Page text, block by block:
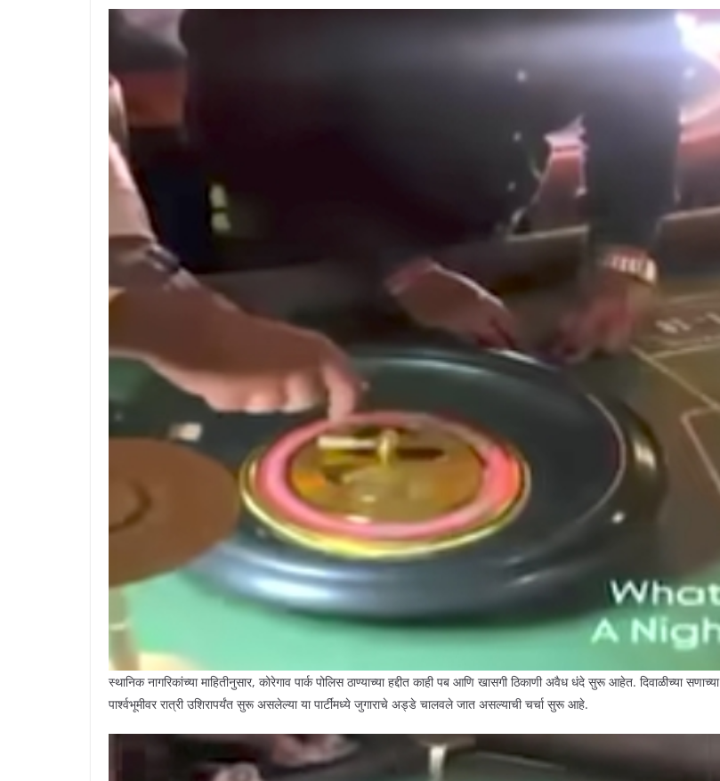
स्थानिक नागरिकांच्या माहितीनुसार, कोरेगाव पार्क पोलिस ठाण्याच्या हद्दीत काही पब आणि खासगी ठिकाणी अवैध धंदे सुरू आहेत. दिवाळीच्या सणाच्या
पार्श्वभूमीवर रात्री उशिरापर्यंत सुरू असलेल्या या पार्टींमध्ये जुगाराचे अड्डे चालवले जात असल्याची चर्चा सुरू आहे.